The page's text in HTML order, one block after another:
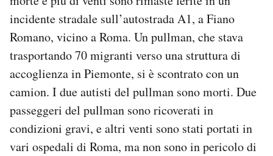
Area Personale
Newsletter
Notifiche mobile
Regala il Post
Hai bisogno di aiuto?
incidente stradale sull’autostrada A1, a Fiano
Romano, vicino a Roma. Un pullman, che stava
trasportando 70 migranti verso una struttura di
accoglienza in Piemonte, si è scontrato con un
camion. I due autisti del pullman sono morti. Due
passeggeri del pullman sono ricoverati in
condizioni gravi, e altri venti sono stati portati in
vari ospedali di Roma, ma non sono in pericolo di